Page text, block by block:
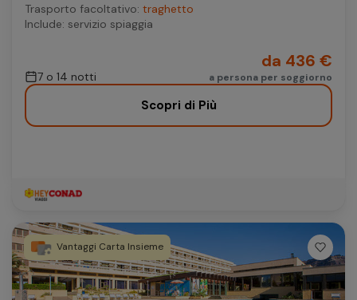
Trasporto facoltativo: traghetto
Include: servizio spiaggia
7 o 14 notti
da 436 €
a persona per soggiorno
Scopri di Più
Vantaggi Carta Insieme